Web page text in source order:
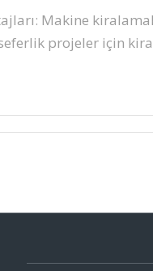
Makine
projeler için